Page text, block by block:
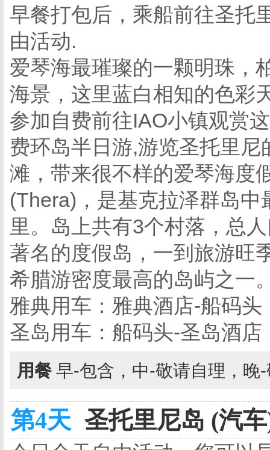
早餐打包后，乘船前往圣托
由活动.
爱琴海最璀璨的一颗明珠，
海景，这里蓝白相知的色彩
参加自费前往IAO小镇观赏
费环岛半日游,游览圣托里
滩，带来很不样的爱琴海度
(Thera)，是基克拉泽群岛
里。岛上共有3个村落，总
著名的度假岛，一到旅游旺
希腊游密度最高的岛屿之一
雅典用车：雅典酒店-船码头
圣岛用车：船码头-圣岛酒店
用餐 早-包含，中-敬请自理，晚
第4天 圣托里尼岛 (汽